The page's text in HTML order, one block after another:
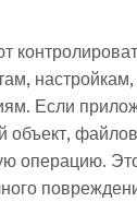
Если
объект,
операцию.